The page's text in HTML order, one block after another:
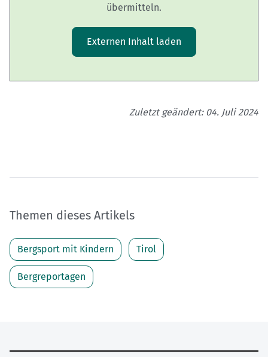
übermitteln.
Externen Inhalt laden
Zuletzt geändert: 04. Juli 2024
Themen dieses Artikels
Bergsport mit Kindern Tirol
Bergreportagen